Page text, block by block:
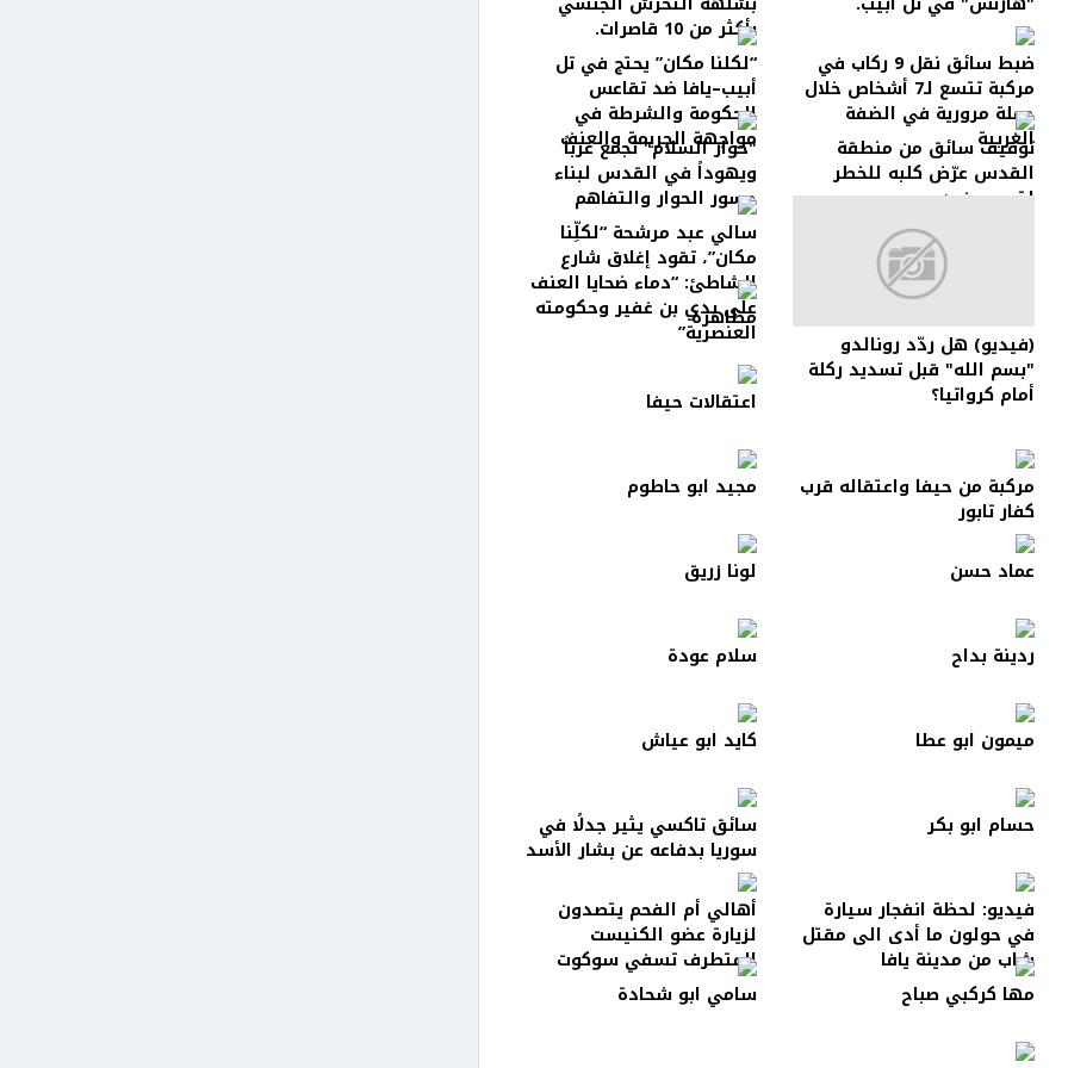
بأكثر من 10 قاصرات.
ضبط سائق نقل 9 ركاب في
مركبة تتسع لـ7 أشخاص خلال
حملة مرورية في الضفة
الغربية
“لكلنا مكان” يحتج في تل
أبيب–يافا ضد تقاعس
الحكومة والشرطة في
مواجهة الجريمة والعنف توقيف سائق من منطقة
القدس عرّض كلبه للخطر
لتصوير فيديو
"حوار السلام" تجمع عرباً
ويهوداً في القدس لبناء
جسور الحوار والتفاهم
(فيديو) هل ردّد رونالدو
"بسم الله" قبل تسديد ركلة
أمام كرواتيا؟
سالي عبد مرشحة “لكلِّنا
مكان”، تقود إغلاق شارع
الشاطئ: “دماء ضحايا العنف
على يدي بن غفير وحكومته
العنصرية”
مظاهرة
اعتقالات حيفا
مركبة من حيفا واعتقاله قرب
كفار تابور
مجيد ابو حاطوم
عماد حسن لونا زريق
ردينة بداح سلام عودة
ميمون ابو عطا كايد ابو عياش
حسام ابو بكر سائق تاكسي يثير جدلًا في
سوريا بدفاعه عن بشار الأسد
فيديو: لحظة انفجار سيارة
في حولون ما أدى الى مقتل
شاب من مدينة يافا
أهالي أم الفحم يتصدون
لزيارة عضو الكنيست
المتطرف تسفي سوكوت
مها كركبي صباح سامي ابو شحادة